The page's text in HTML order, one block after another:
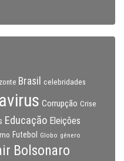
Brasil celebridades
Corrupção Crise
Educação Eleições
Futebol Globo gênero
Bolsonaro